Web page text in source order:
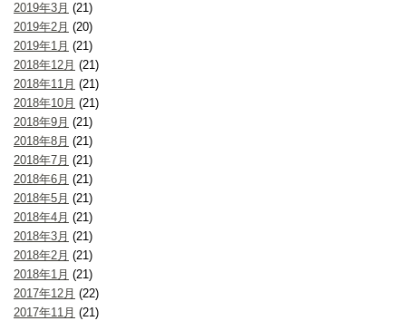
2019年3月 (21)
2019年2月 (20)
2019年1月 (21)
2018年12月 (21)
2018年11月 (21)
2018年10月 (21)
2018年9月 (21)
2018年8月 (21)
2018年7月 (21)
2018年6月 (21)
2018年5月 (21)
2018年4月 (21)
2018年3月 (21)
2018年2月 (21)
2018年1月 (21)
2017年12月 (22)
2017年11月 (21)